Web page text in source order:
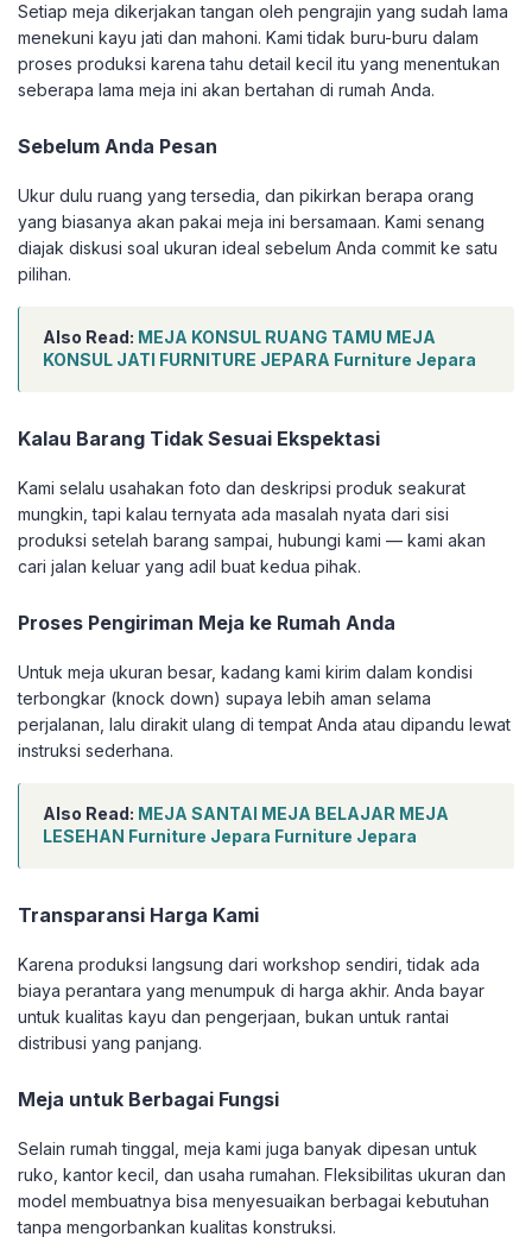
Setiap meja dikerjakan tangan oleh pengrajin yang sudah lama
menekuni kayu jati dan mahoni. Kami tidak buru-buru dalam
proses produksi karena tahu detail kecil itu yang menentukan
seberapa lama meja ini akan bertahan di rumah Anda.
Sebelum Anda Pesan
Ukur dulu ruang yang tersedia, dan pikirkan berapa orang
yang biasanya akan pakai meja ini bersamaan. Kami senang
diajak diskusi soal ukuran ideal sebelum Anda commit ke satu
pilihan.
Also Read: MEJA KONSUL RUANG TAMU MEJA
KONSUL JATI FURNITURE JEPARA Furniture Jepara
Kalau Barang Tidak Sesuai Ekspektasi
Kami selalu usahakan foto dan deskripsi produk seakurat
mungkin, tapi kalau ternyata ada masalah nyata dari sisi
produksi setelah barang sampai, hubungi kami — kami akan
cari jalan keluar yang adil buat kedua pihak.
Proses Pengiriman Meja ke Rumah Anda
Untuk meja ukuran besar, kadang kami kirim dalam kondisi
terbongkar (knock down) supaya lebih aman selama
perjalanan, lalu dirakit ulang di tempat Anda atau dipandu lewat
instruksi sederhana.
Also Read: MEJA SANTAI MEJA BELAJAR MEJA
LESEHAN Furniture Jepara Furniture Jepara
Transparansi Harga Kami
Karena produksi langsung dari workshop sendiri, tidak ada
biaya perantara yang menumpuk di harga akhir. Anda bayar
untuk kualitas kayu dan pengerjaan, bukan untuk rantai
distribusi yang panjang.
Meja untuk Berbagai Fungsi
Selain rumah tinggal, meja kami juga banyak dipesan untuk
ruko, kantor kecil, dan usaha rumahan. Fleksibilitas ukuran dan
model membuatnya bisa menyesuaikan berbagai kebutuhan
tanpa mengorbankan kualitas konstruksi.